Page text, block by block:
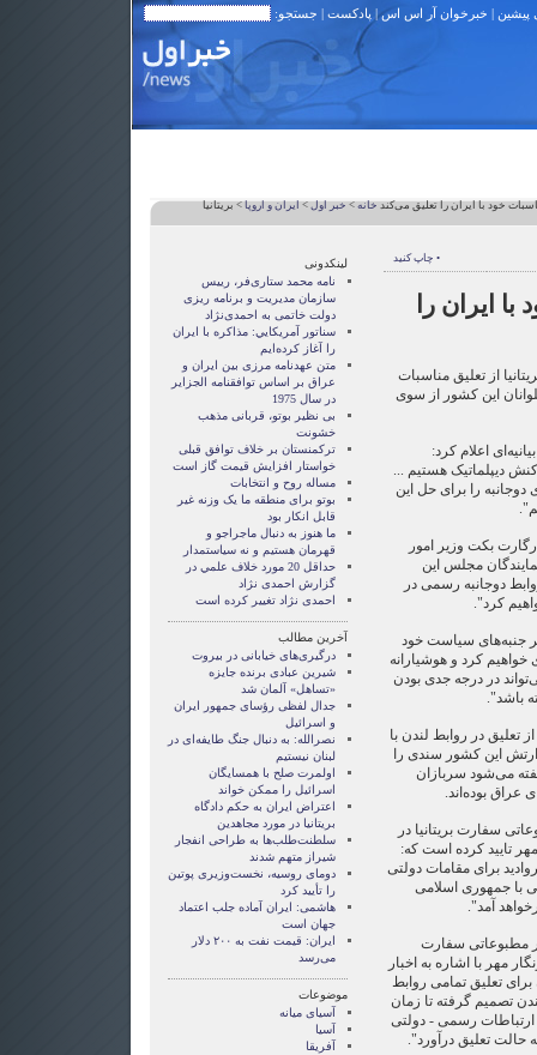
پیشین | خبرخوان آر اس اس| پادکست | جستجو:
خود با ایران را تعلیق می‌کندخانه>خبر اول>ايران و اروپا> بریتانیا
• چاپ کنید
با ایران را
از تعلیق مناسبات
این کشور از سوی
اعلام کرد:
دیپلماتیک هستیم ...
دوجانبه را برای حل این
بکت وزیر امور
مجلس این
دوجانبه رسمی در
کرد".
جنبه‌های سیاست خود
خواهیم کرد و هوشیارانه
در درجه جدی بودن
باشد".
تعليق در روابط لندن با
این کشور سندی را
می‌شود سربازان
عراق بوده‌اند.
سفارت بریتانیا در
تایید کرده است که:
برای مقامات دولتی
با جمهوری اسلامی
آمد".
مطبوعاتی سفارت
مهر با اشاره به اخبار
تعلیق تمامی روابط
تصمیم گرفته تا زمان
و ارتباطات رسمی - دولتی
حالت تعلیق درآورد".
لینکدونی
نامه محمد ستاری‌فر، رییس
سازمان مدیریت و برنامه ریزی
دولت خاتمی به احمدی‌نژاد
سناتور آمريکايي: مذاکره با ايران
را آغاز کرده‌ايم
متن عهدنامه مرزى بين ايران و
عراق بر اساس توافقنامه الجزاير
در سال 1975
بی نظیر بوتو، قربانی مذهب
خشونت
ترکمنستان بر خلاف توافق قبلی
خواستار افزایش قیمت گاز است
مساله روح و انتخابات
بوتو برای منطقه ما یک وزنه غیر
قابل انکار بود
ما هنوز به دنبال ماجراجو و
قهرمان هستيم و نه سياستمدار
حداقل 20 مورد خلاف علمي در
گزارش احمدی نژاد
احمدی نژاد تغییر کرده است
آخرین مطالب
درگیری‌های خیابانی در بیروت
شیرین عبادی برنده جایزه
«تساهل» آلمان شد
جدال لفظی رؤسای جمهور ایران
و اسرائیل
نصرالله: به دنبال جنگ طایفه‌ای در
لبنان نیستیم
اولمرت صلح با همسایگان
اسرائیل را ممکن خواند
اعتراض ایران به حکم دادگاه
بریتانیا در مورد مجاهدین
سلطنت‌طلب‌ها به طراحی انفجار
شیراز متهم شدند
دومای روسیه، نخست‌وزیری پوتین
را تأیید کرد
هاشمی: ایران آماده جلب اعتماد
جهان است
ایران: قیمت نفت به ۲۰۰ دلار
می‌رسد
موضوعات
آسيای ميانه
آسیا
آفریقا